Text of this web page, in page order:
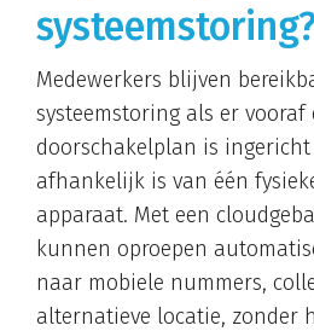
Medewerkers blijven
systeemstoring als er vooraf
doorschakelplan is
afhankelijk is van één
apparaat. Met een
kunnen oproepen
naar mobiele nummers,
alternatieve locatie, zonder